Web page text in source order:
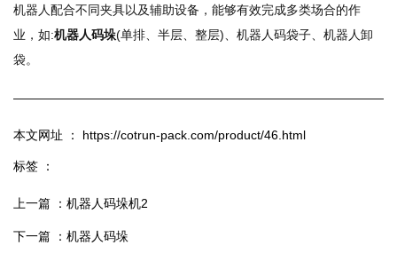
机器人配合不同夹具以及辅助设备，能够有效完成多类场合的作
业，如:机器人码垛(单排、半层、整层)、机器人码袋子、机器人卸
袋。
本文网址 ： https://cotrun-pack.com/product/46.html
标签 ：
上一篇 ： 机器人码垛机2
下一篇 ： 机器人码垛